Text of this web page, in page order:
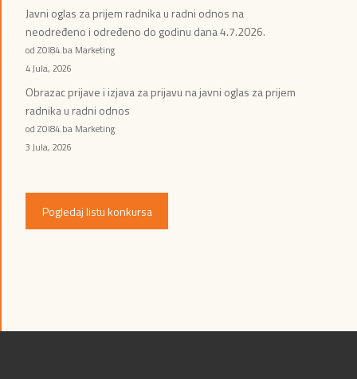
Javni oglas za prijem radnika u radni odnos na
neodređeno i određeno do godinu dana 4.7.2026.
od ZOI84.ba Marketing
4 Jula, 2026
Obrazac prijave i izjava za prijavu na javni oglas za prijem
radnika u radni odnos
od ZOI84.ba Marketing
3 Jula, 2026
Pogledaj listu konkursa